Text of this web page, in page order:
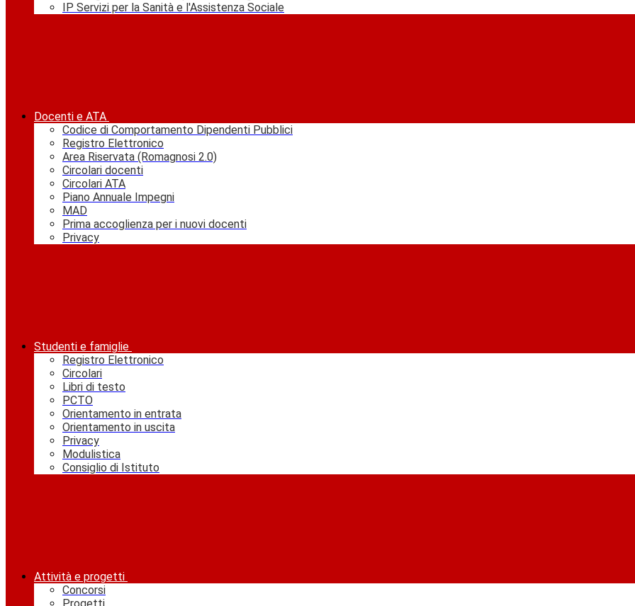
IP Servizi per la Sanità e l'Assistenza Sociale
Docenti e ATA
Codice di Comportamento Dipendenti Pubblici
Registro Elettronico
Area Riservata (Romagnosi 2.0)
Circolari docenti
Circolari ATA
Piano Annuale Impegni
MAD
Prima accoglienza per i nuovi docenti
Privacy
Studenti e famiglie
Registro Elettronico
Circolari
Libri di testo
PCTO
Orientamento in entrata
Orientamento in uscita
Privacy
Modulistica
Consiglio di Istituto
Attività e progetti
Concorsi